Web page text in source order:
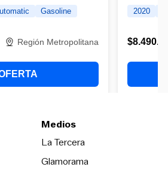
Medios
La TerceraOpens in new
Glamorama